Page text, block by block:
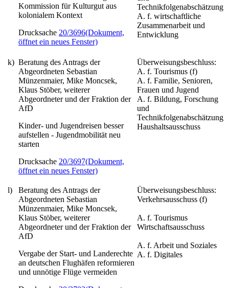
Kommission für Kulturgut aus
kolonialem Kontext
Drucksache 20/3696(Dokument,
öffnet ein neues Fenster)
Technikfolgenabschätzung
A. f. wirtschaftliche
Zusammenarbeit und
Entwicklung
k) Beratung des Antrags der
Abgeordneten Sebastian
Münzenmaier, Mike Moncsek,
Klaus Stöber, weiterer
Abgeordneter und der Fraktion der
AfD
Kinder- und Jugendreisen besser
aufstellen - Jugendmobilität neu
starten
Drucksache 20/3697(Dokument,
öffnet ein neues Fenster)
Überweisungsbeschluss:
A. f. Tourismus (f)
A. f. Familie, Senioren,
Frauen und Jugend
A. f. Bildung, Forschung
und
Technikfolgenabschätzung
Haushaltsausschuss
l)
Beratung des Antrags der
Abgeordneten Sebastian
Münzenmaier, Mike Moncsek,
Klaus Stöber, weiterer
Abgeordneter und der Fraktion der
AfD
Vergabe der Start- und Landerechte
an deutschen Flughäfen reformieren
und unnötige Flüge vermeiden
Überweisungsbeschluss:
Verkehrsausschuss (f)
A. f. Tourismus
Wirtschaftsausschuss
A. f. Arbeit und Soziales
A. f. Digitales